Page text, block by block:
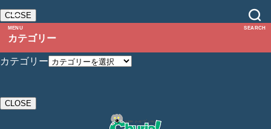
MENU
CLOSE
カテゴリー
カテゴリー
CLOSE
SEARCH